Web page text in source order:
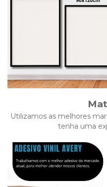
Utilizamos as melhores
tenha uma